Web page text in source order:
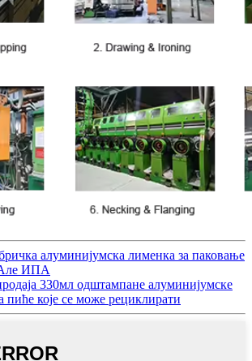
алуминијумска лименка за паковање
ИПА
330мл одштампане алуминијумске
пиће које се може рециклирати